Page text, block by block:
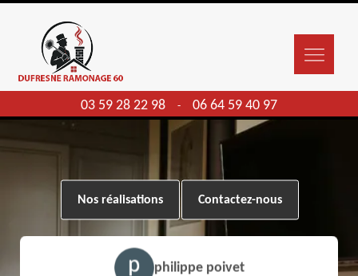
03 59 28 22 98 - 06 64 59 40 97
Nos réalisations Contactez-nous
philippe poivet